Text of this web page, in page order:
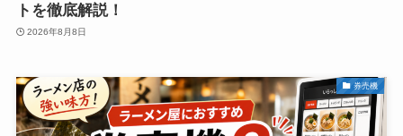
トを徹底解説！
2026年8月8日
券売機